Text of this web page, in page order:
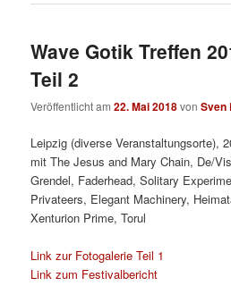
Wave Gotik Treffen
Teil 2
Veröffentlicht am22. Mai 2018vonSven
Leipzig (diverse Veranstaltungsorte),
mit The Jesus and Mary Chain, De/
Grendel, Faderhead, Solitary
Privateers, Elegant Machinery,
Xenturion Prime, Torul
Link zur Fotogalerie Teil 1
Link zum Festivalbericht